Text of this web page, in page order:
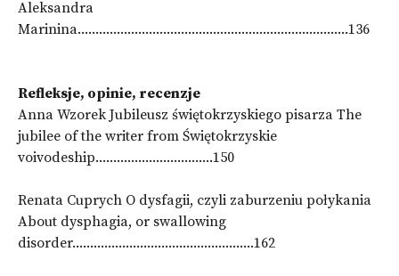
Aleksandra
Marinina............................................................................136
Refleksje, opinie, recenzje
Anna Wzorek Jubileusz świętokrzyskiego pisarza The
jubilee of the writer from Świętokrzyskie
voivodeship.................................150
Renata Cuprych O dysfagii, czyli zaburzeniu połykania
About dysphagia, or swallowing
disorder...................................................162